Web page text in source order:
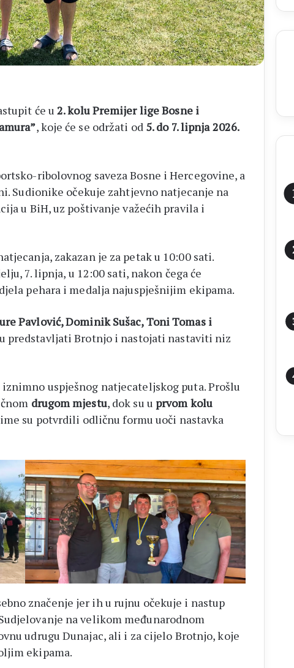
će u 2. kolu Premijer lige Bosne i
, koje će se održati od 5. do 7. lipnja 2026.
ribolovnog saveza Bosne i Hercegovine, a
Sudionike očekuje zahtjevno natjecanje na
u BiH, uz poštivanje važećih pravila i
zakazan je za petak u 10:00 sati.
7. lipnja, u 12:00 sati, nakon čega će
pehara i medalja najuspješnijim ekipama.
Pavlović, Dominik Sušac, Toni Tomas i
predstavljati Brotnjo i nastojati nastaviti niz
uspješnog natjecateljskog puta. Prošlu
drugom mjestu, dok su u prvom kolu
su potvrdili odličnu formu uoči nastavka
značenje jer ih u rujnu očekuje i nastup
na velikom međunarodnom
udrugu Dunajac, ali i za cijelo Brotnjo, koje
ekipama.
31.
kolovoza